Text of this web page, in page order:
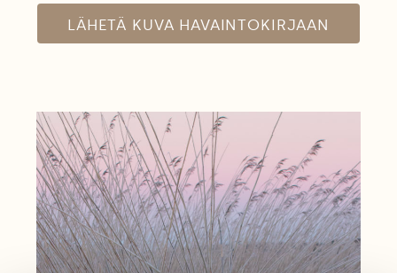
LÄHETÄ KUVA HAVAINTOKIRJAAN